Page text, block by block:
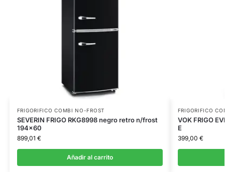
FRIGORIFICO COMBI NO-FROST
SEVERIN FRIGO RKG8998 negro retro n/frost
194×60
899,01 €
Añadir al carrito
FRIGORIFICO
VOK FRIGO
E
399,00 €